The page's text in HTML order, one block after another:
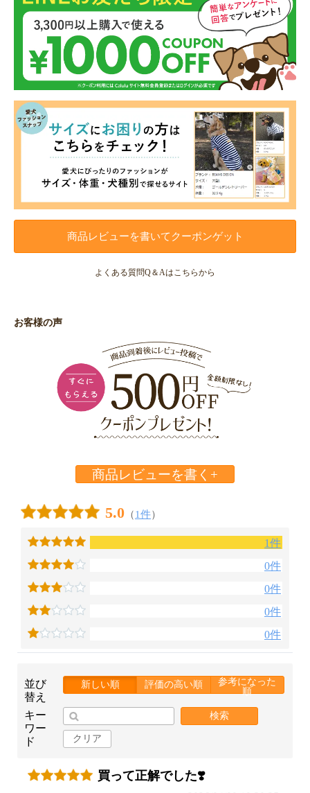
商品レビューを書いてクーポンゲット
よくある質問Q＆Aはこちらから
お客様の声
商品レビューを書く+
5.0 （1件）
1件
0件
0件
0件
0件
並び
替え
新しい順 評価の高い順
参考になった
順
キー
ワー
ド
検索
クリア
買って正解でした❣️